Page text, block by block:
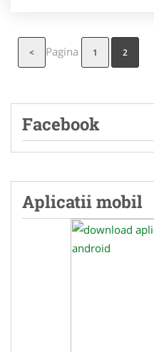
Pagina
< 1 2
Facebook
Aplicatii mobil